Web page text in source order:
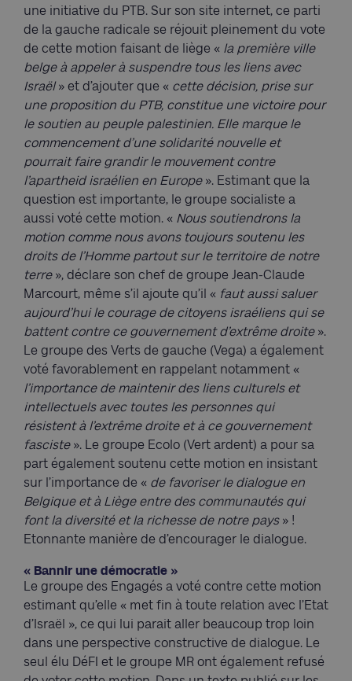
une initiative du PTB. Sur son site internet, ce parti
de la gauche radicale se réjouit pleinement du vote
de cette motion faisant de liège « la première ville
belge à appeler à suspendre tous les liens avec
Israël» et d’ajouter que « cette décision, prise sur
une proposition du PTB, constitue une victoire pour
le soutien au peuple palestinien. Elle marque le
commencement d’une solidarité nouvelle et
pourrait faire grandir le mouvement contre
l’apartheid israélien en Europe ». Estimant que la
question est importante, le groupe socialiste a
aussi voté cette motion. « Nous soutiendrons la
motion comme nous avons toujours soutenu les
droits de l’Homme partout sur le territoire de notre
terre», déclare son chef de groupe Jean-Claude
Marcourt, même s’il ajoute qu’il « faut aussi saluer
aujourd’hui le courage de citoyens israéliens qui se
battent contre ce gouvernement d’extrême droite ».
Le groupe des Verts de gauche (Vega) a également
voté favorablement en rappelant notamment «
l’importance de maintenir des liens culturels et
intellectuels avec toutes les personnes qui
résistent à l’extrême droite et à ce gouvernement
fasciste». Le groupe Ecolo (Vert ardent) a pour sa
part également soutenu cette motion en insistant
sur l’importance de « de favoriser le dialogue en
Belgique et à Liège entre des communautés qui
font la diversité et la richesse de notre pays» !
Etonnante manière de d’encourager le dialogue.
« Bannir une démocratie »
Le groupe des Engagés a voté contre cette motion
estimant qu’elle « met fin à toute relation avec l’Etat
d’Israël », ce qui lui parait aller beaucoup trop loin
dans une perspective constructive de dialogue. Le
seul élu DéFI et le groupe MR ont également refusé